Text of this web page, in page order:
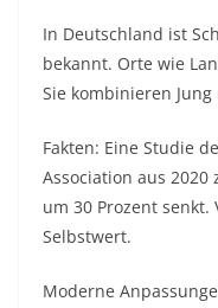
In Deutschland ist
bekannt. Orte wie
Sie kombinieren
Fakten: Eine Studie
Association aus 2020
um 30 Prozent
Selbstwert.​
Moderne